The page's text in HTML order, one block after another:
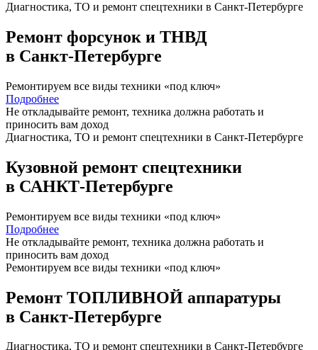
Диагностика, ТО и ремонт спецтехники в Санкт-Петербурге
Ремонт форсунок и ТНВД
в Санкт-Петербурге
Ремонтируем все виды техники «под ключ»
Подробнее
Не откладывайте ремонт, техника должна работать и
приносить вам доход
Диагностика, ТО и ремонт спецтехники в Санкт-Петербурге
Кузовной ремонт спецтехники
в САНКТ-Петербурге
Ремонтируем все виды техники «под ключ»
Подробнее
Не откладывайте ремонт, техника должна работать и
приносить вам доход
Ремонтируем все виды техники «под ключ»
Ремонт ТОПЛИВНОЙ аппаратуры
в Санкт-Петербурге
Диагностика, ТО и ремонт спецтехники в Санкт-Петербурге